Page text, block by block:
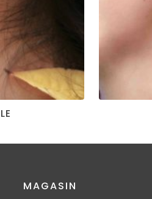
MAGASIN